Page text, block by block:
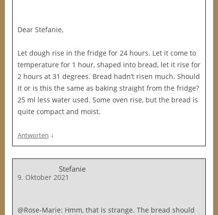
Dear Stefanie,
Let dough rise in the fridge for 24 hours. Let it come to
temperature for 1 hour, shaped into bread, let it rise for
2 hours at 31 degrees. Bread hadn’t risen much. Should
it or is this the same as baking straight from the fridge?
25 ml less water used. Some oven rise, but the bread is
quite compact and moist.
Antworten ↓
Stefanie
9. Oktober 2021
@Rose-Marie: Hmm, that is strange. The bread should